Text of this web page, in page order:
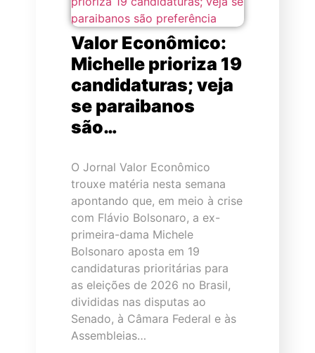
Valor Econômico:
Michelle prioriza 19
candidaturas; veja
se paraibanos
são…
O Jornal Valor Econômico
trouxe matéria nesta semana
apontando que, em meio à crise
com Flávio Bolsonaro, a ex-
primeira-dama Michele
Bolsonaro aposta em 19
candidaturas prioritárias para
as eleições de 2026 no Brasil,
divididas nas disputas ao
Senado, à Câmara Federal e às
Assembleias…